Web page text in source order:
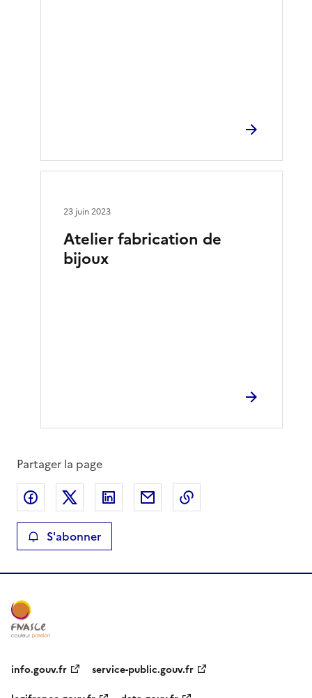
Atelier fabrication de
bijoux
23 juin 2023
Partager la page
Partager sur Facebook
Partager sur XPartager sur LinkedIn
Partager par email
S'abonner
info.gouv.fr
service-public.gouv.fr